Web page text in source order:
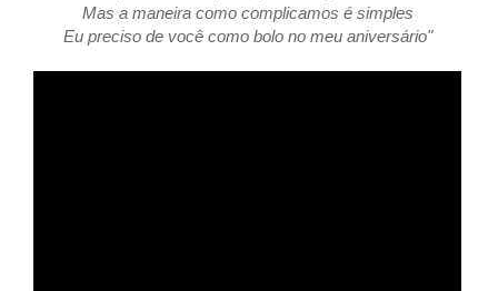
Mas a maneira como complicamos é simples
Eu preciso de você como bolo no meu aniversário"